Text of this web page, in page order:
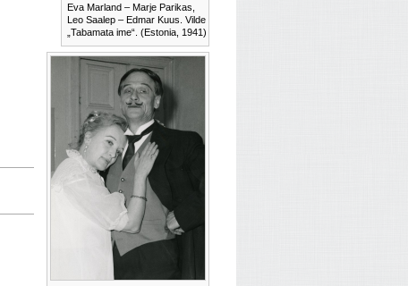
Eva Marland – Marje Parikas,
Leo Saalep – Edmar Kuus. Vilde
„Tabamata ime“. (Estonia, 1941)